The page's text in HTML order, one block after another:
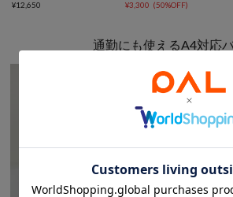
ートバッグ Sサイズ
¥12,650 ¥3,300 (50%OFF)
通勤にも使えるA4対応